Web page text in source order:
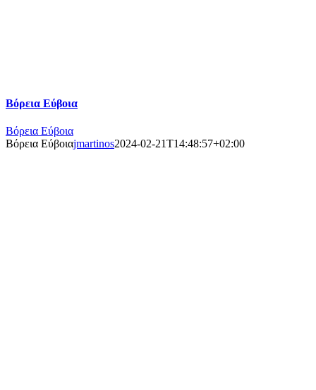
Βόρεια Εύβοια
Βόρεια Εύβοια
Βόρεια Εύβοιαjmartinos2024-02-21T14:48:57+02:00